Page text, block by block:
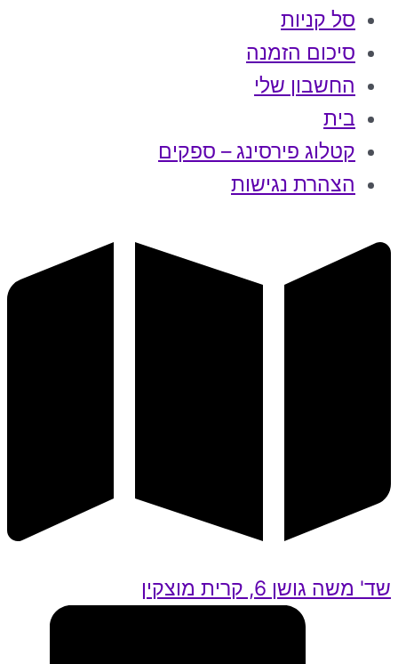
סל קניות
סיכום הזמנה
החשבון שלי
בית
קטלוג פירסינג – ספקים
הצהרת נגישות
שד' משה גושן 6, קרית מוצקין